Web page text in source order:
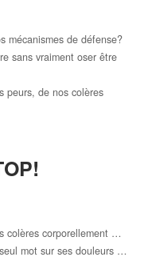
mécanismes de défense?
sans vraiment oser être
peurs, de nos colères
colères corporellement …
mot sur ses douleurs …